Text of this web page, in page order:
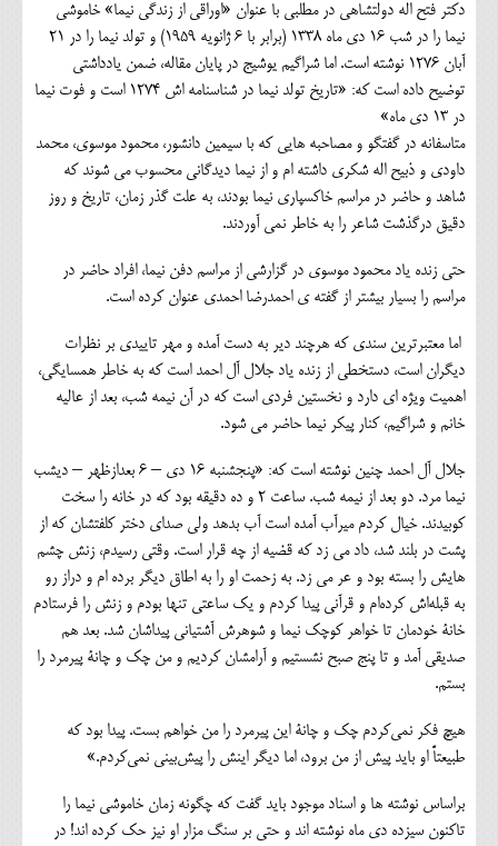
دکتر فتح اله دولتشاهی در مطلبی با عنوان «اوراقی از زندگی نیما» خاموشی
نیما را در شب 16 دی ماه 1338 (برابر با 6 ژانویه 1959) و تولد نیما را در 21
آبان 1276 نوشته است. اما شراگیم یوشیج در پایان مقاله، ضمن یادداشتی
توضیح داده است که: «تاریخ تولد نیما در شناسنامه اش 1274 است و فوت نیما
در 13 دی ماه»
متاسفانه در گفتگو و مصاحبه هایی که با سیمین دانشور، محمود موسوی، محمد
داودی و ذبیح اله شکری داشته ام و از نیما دیدگانی محسوب می شوند که
شاهد و حاضر در مراسم خاکسپاری نیما بودند، به علت گذر زمان، تاریخ و روز
دقیق درگذشت شاعر را به خاطر نمی آوردند.
حتی زنده یاد محمود موسوی در گزارشی از مراسم دفن نیما، افراد حاضر در
مراسم را بسیار بیشتر از گفته ی احمدرضا احمدی عنوان کرده است.
اما معتبرترین سندی که هرچند دیر به دست آمده و مهر تاییدی بر نظرات
دیگران است، دستخطی از زنده یاد جلال آل احمد است که به خاطر همسایگی،
اهمیت ویژه ای دارد و نخستین فردی است که در آن نیمه شب، بعد از عالیه
خانم و شراگیم، کنار پیکر نیما حاضر می شود.
جلال آل احمد چنین نوشته است که: «پنجشنبه 16 دی – 6 بعدازظهر – دیشب
نیما مرد. دو بعد از نیمه شب. ساعت 2 و ده دقیقه بود که در خانه را سخت
کوبیدند. خیال کردم میرآب آمده است آب بدهد ولی صدای دختر کلفتشان که از
پشت در بلند شد، داد می زد که قضیه از چه قرار است. وقتی رسیدم، زنش چشم
هایش را بسته بود و عر می زد. به زحمت او را به اطاق دیگر برده ام و دراز رو
به قبله‌اش کرده‌ام و قرآنی پیدا کردم و یک ساعتی تنها بودم و زنش را فرستادم
خانۀ خودمان تا خواهر کوچک نیما و شوهرش آشتیانی پیداشان شد. بعد هم
صدیقی آمد و تا پنج صبح نشستیم و آرامشان کردیم و من چک و چانۀ پیرمرد را
بستم.
هیچ فکر نمی‌کردم چک و چانۀ این پیرمرد را من خواهم بست. پیدا بود که
طبیعتاً او باید پیش از من برود، اما دیگر اینش را پیش‌بینی نمی‌کردم.»
براساس نوشته ها و اسناد موجود باید گفت که چگونه زمان خاموشی نیما را
تاکنون سیزده دی ماه نوشته اند و حتی بر سنگ مزار او نیز حک کرده اند! در